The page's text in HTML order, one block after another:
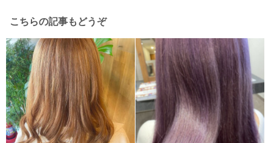
こちらの記事もどうぞ